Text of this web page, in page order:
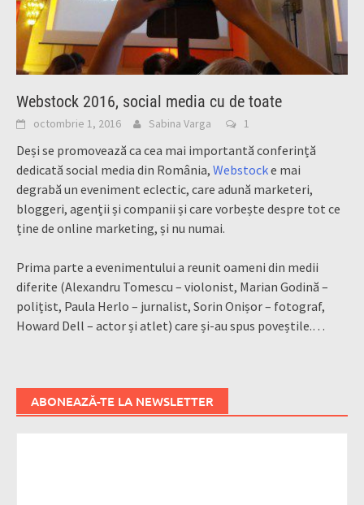
Webstock 2016, social media cu de toate
octombrie 1, 2016 Sabina Varga 1
Deși se promovează ca cea mai importantă conferință
dedicată social media din România, Webstocke mai
degrabă un eveniment eclectic, care adună marketeri,
bloggeri, agenții și companii și care vorbește despre tot ce
ține de online marketing, și nu numai.
Prima parte a evenimentului a reunit oameni din medii
diferite (Alexandru Tomescu – violonist, Marian Godină –
polițist, Paula Herlo – jurnalist, Sorin Onișor – fotograf,
Howard Dell – actor și atlet) care și-au spus poveștile.…
ABONEAZĂ-TE LA NEWSLETTER